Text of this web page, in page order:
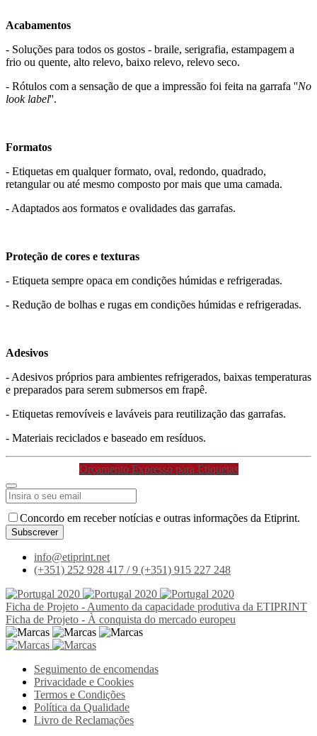
Acabamentos
- Soluções para todos os gostos - braile, serigrafia, estampagem a
frio ou quente, alto relevo, baixo relevo, relevo seco.
- Rótulos com a sensação de que a impressão foi feita na garrafa ''No
look label''.
Formatos
- Etiquetas em qualquer formato, oval, redondo, quadrado,
retangular ou até mesmo composto por mais que uma camada.
- Adaptados aos formatos e ovalidades das garrafas.
Proteção de cores e texturas
- Etiqueta sempre opaca em condições húmidas e refrigeradas.
- Redução de bolhas e rugas em condições húmidas e refrigeradas.
Adesivos
- Adesivos próprios para ambientes refrigerados, baixas temperaturas
e preparados para serem submersos em frapê.
- Etiquetas removíveis e laváveis para reutilização das garrafas.
- Materiais reciclados e baseado em resíduos.
Orçamento Expresso para Etiquetas
Email
Address*
Concordo em receber notícias e outras informações da Etiprint.
Subscrever
info@etiprint.net
(+351) 252 928 417 / 9 (+351) 915 227 248
Ficha de Projeto - Aumento da capacidade produtiva da ETIPRINT
Ficha de Projeto - À conquista do mercado europeu
Seguimento de encomendas
Privacidade e Cookies
Termos e Condições
Política da Qualidade
Livro de Reclamações